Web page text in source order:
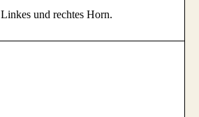
Linkes und rechtes Horn.